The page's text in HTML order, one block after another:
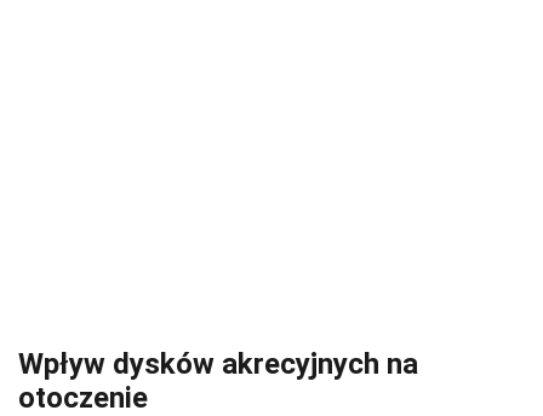
Wpływ dysków akrecyjnych na
otoczenie